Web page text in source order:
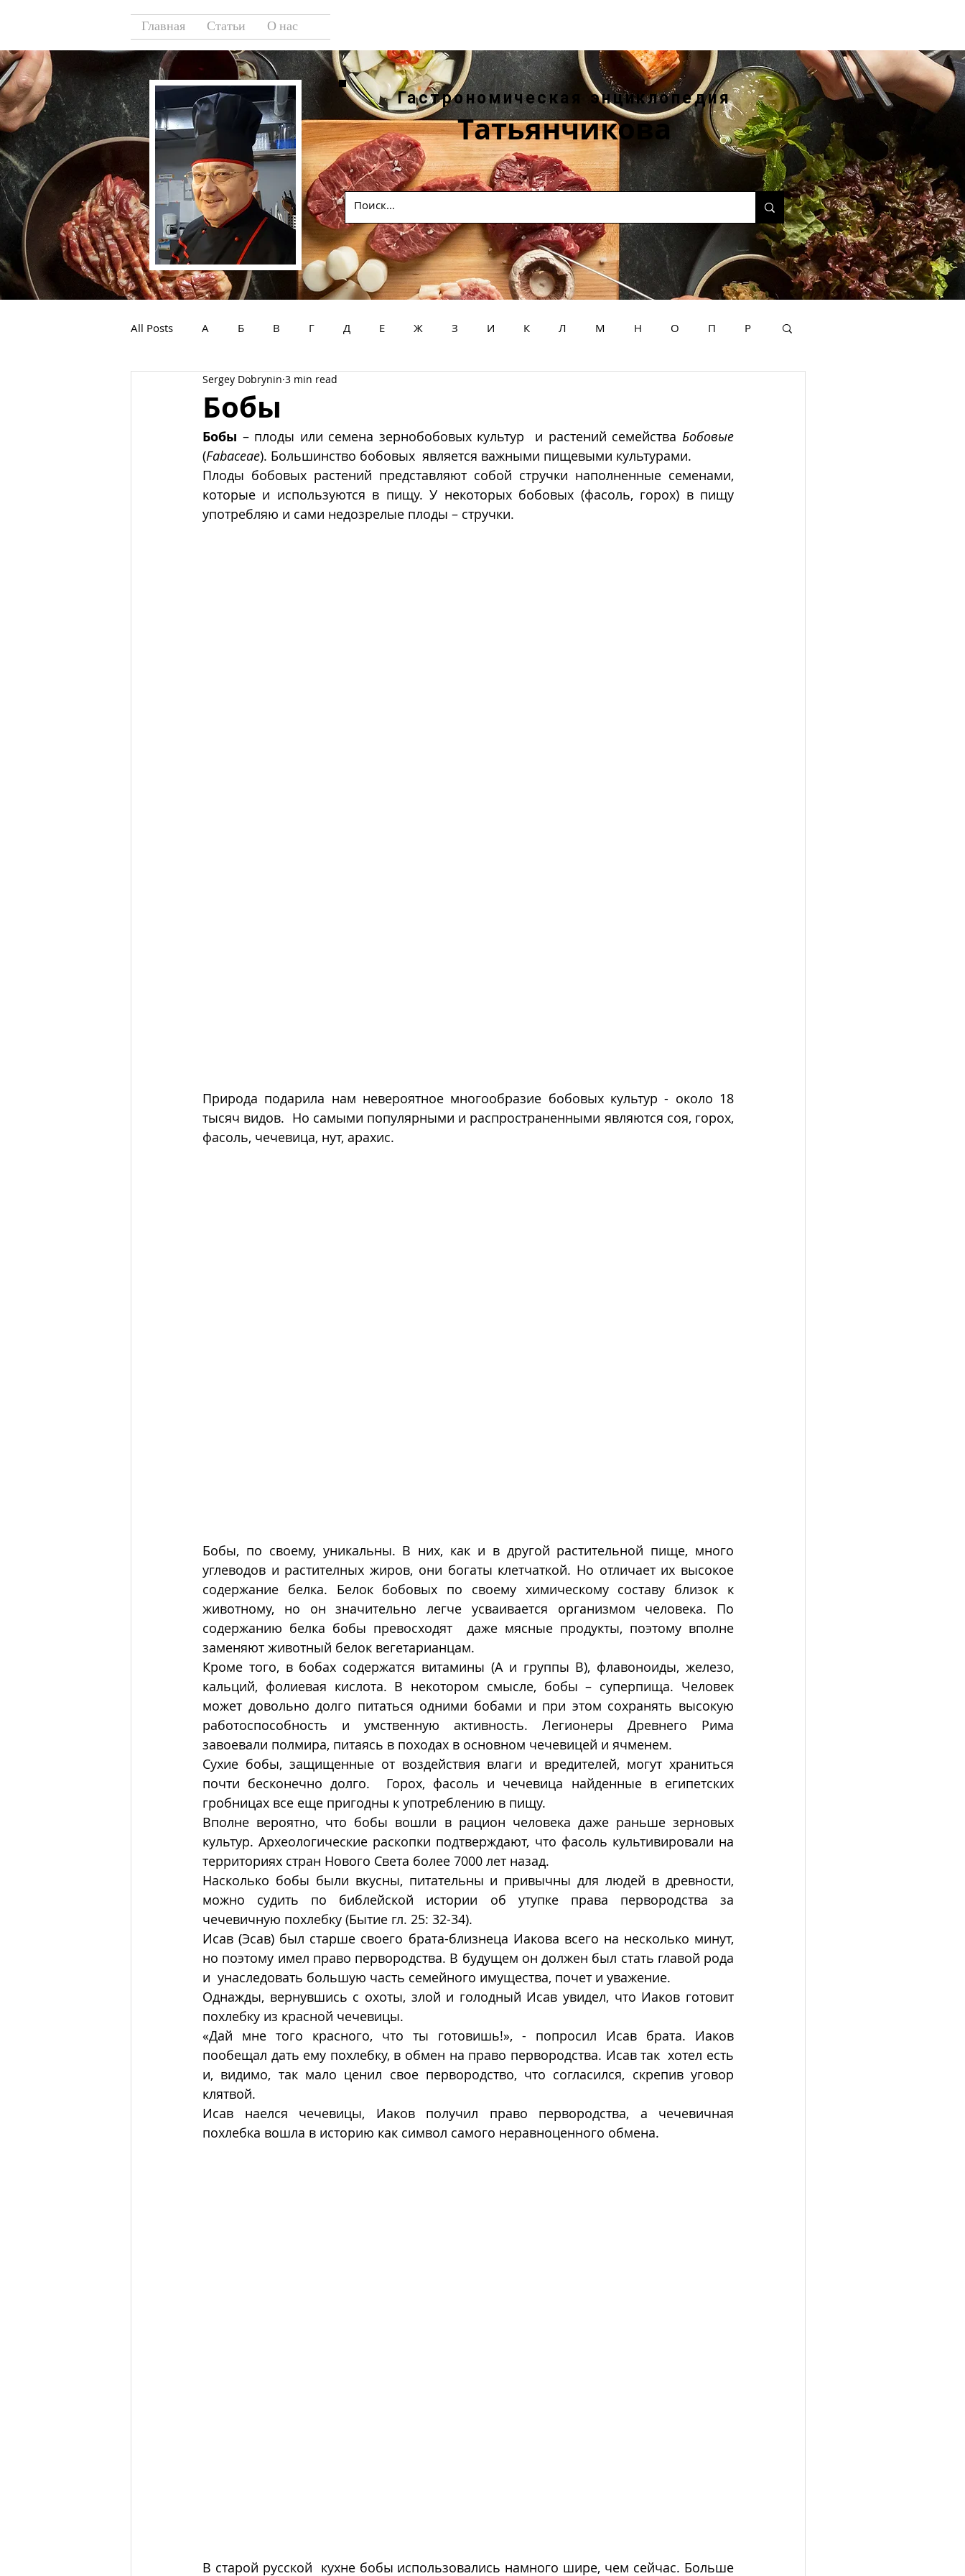
Главная Статьи О нас
Гастрономическая энциклопедия
Татьянчикова
All Posts А Б В Г Д Е Ж З И К Л М Н О П Р
У Ф Х
Бобы
Sergey Dobrynin 3 min read
Бобы – плоды или семена зернобобовых культур  и растений семейства Бобовые
(Fabaceae). Большинство бобовых  является важными пищевыми культурами.
Плоды бобовых растений представляют собой стручки наполненные семенами,
которые и используются в пищу. У некоторых бобовых (фасоль, горох) в пищу
употребляю и сами недозрелые плоды – стручки.
Природа подарила нам невероятное многообразие бобовых культур - около 18
тысяч видов.  Но самыми популярными и распространенными являются соя, горох,
фасоль, чечевица, нут, арахис.
Бобы, по своему, уникальны. В них, как и в другой растительной пище, много
углеводов и растителных жиров, они богаты клетчаткой. Но отличает их высокое
содержание белка. Белок бобовых по своему химическому составу близок к
животному, но он значительно легче усваивается организмом человека. По
содержанию белка бобы превосходят  даже мясные продукты, поэтому вполне
заменяют животный белок вегетарианцам.
Кроме того, в бобах содержатся витамины (А и группы В), флавоноиды, железо,
кальций, фолиевая кислота. В некотором смысле, бобы – суперпища. Человек
может довольно долго питаться одними бобами и при этом сохранять высокую
работоспособность и умственную активность. Легионеры Древнего Рима
завоевали полмира, питаясь в походах в основном чечевицей и ячменем.
Сухие бобы, защищенные от воздействия влаги и вредителей, могут храниться
почти бесконечно долго.  Горох, фасоль и чечевица найденные в египетских
гробницах все еще пригодны к употреблению в пищу.
Вполне вероятно, что бобы вошли в рацион человека даже раньше зерновых
культур. Археологические раскопки подтверждают, что фасоль культивировали на
территориях стран Нового Света более 7000 лет назад.
Насколько бобы были вкусны, питательны и привычны для людей в древности,
можно судить по библейской истории об утупке права первородства за
чечевичную похлебку (Бытие гл. 25: 32-34).
Исав (Эсав) был старше своего брата-близнеца Иакова всего на несколько минут,
но поэтому имел право первородства. В будущем он должен был стать главой рода
и  унаследовать большую часть семейного имущества, почет и уважение.
Однажды, вернувшись с охоты, злой и голодный Исав увидел, что Иаков готовит
похлебку из красной чечевицы.
«Дай мне того красного, что ты готовишь!», - попросил Исав брата. Иаков
пообещал дать ему похлебку, в обмен на право первородства. Исав так  хотел есть
и, видимо, так мало ценил свое первородство, что согласился, скрепив уговор
клятвой.
Исав наелся чечевицы, Иаков получил право первородства, а чечевичная
похлебка вошла в историю как символ самого неравноценного обмена.
В старой русской  кухне бобы использовались намного шире, чем сейчас. Больше